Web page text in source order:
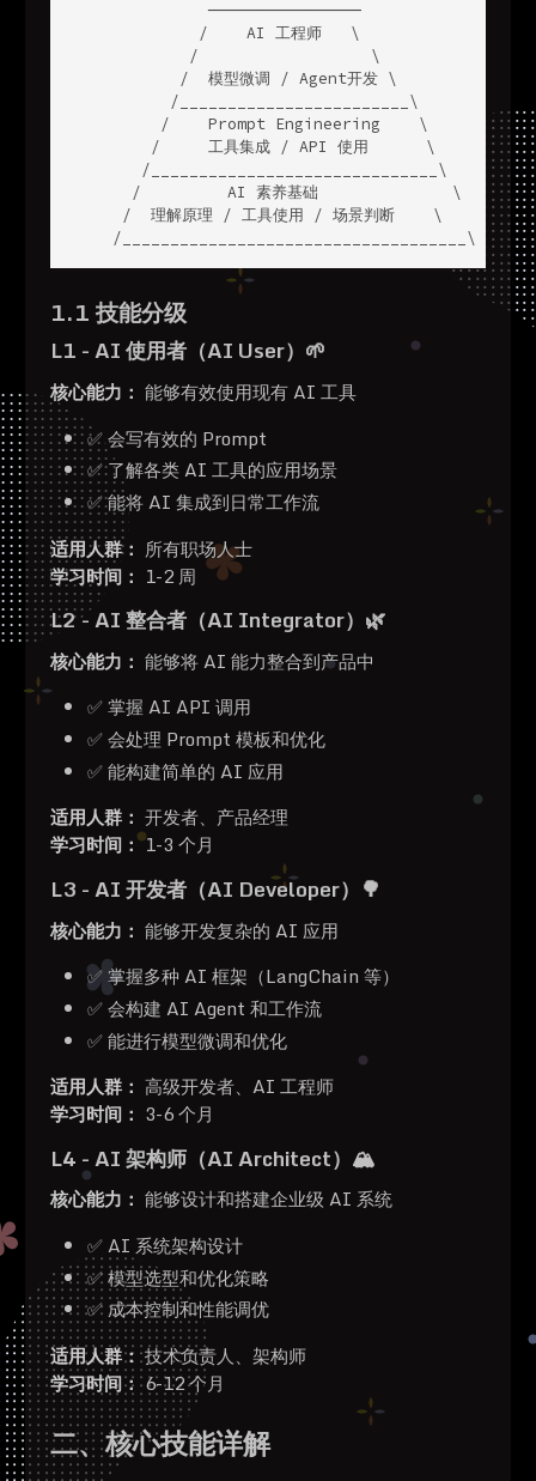
              ────────────────
             /    AI 工程师   \
            /                  \
           /  模型微调 / Agent开发 \
          /________________________\
         /    Prompt Engineering    \
        /     工具集成 / API 使用      \
       /______________________________\
      /         AI 素养基础              \
     /  理解原理 / 工具使用 / 场景判断    \
    /____________________________________\
1.1 技能分级
L1 - AI 使用者（AI User）🌱
核心能力： 能够有效使用现有 AI 工具
✅ 会写有效的 Prompt
✅ 了解各类 AI 工具的应用场景
✅ 能将 AI 集成到日常工作流
适用人群： 所有职场人士
学习时间： 1-2 周
L2 - AI 整合者（AI Integrator）🌿
核心能力： 能够将 AI 能力整合到产品中
✅ 掌握 AI API 调用
✅ 会处理 Prompt 模板和优化
✅ 能构建简单的 AI 应用
适用人群： 开发者、产品经理
学习时间：1-3 个月
L3 - AI 开发者（AI Developer）🌳
核心能力： 能够开发复杂的 AI 应用
✅ 掌握多种 AI 框架（LangChain 等）
✅ 会构建 AI Agent 和工作流
✅ 能进行模型微调和优化
适用人群： 高级开发者、AI 工程师
学习时间： 3-6 个月
L4 - AI 架构师（AI Architect）🏔️
核心能力： 能够设计和搭建企业级 AI 系统
✅ AI 系统架构设计
✅ 模型选型和优化策略
✅ 成本控制和性能调优
适用人群：技术负责人、架构师
学习时间：6-12 个月
二、核心技能详解